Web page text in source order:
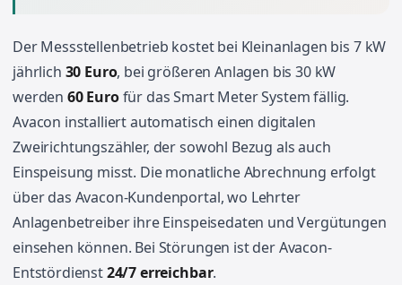
Der Messstellenbetrieb kostet bei Kleinanlagen bis 7 kW
jährlich 30 Euro, bei größeren Anlagen bis 30 kW
werden 60 Eurofür das Smart Meter System fällig.
Avacon installiert automatisch einen digitalen
Zweirichtungszähler, der sowohl Bezug als auch
Einspeisung misst. Die monatliche Abrechnung erfolgt
über das Avacon-Kundenportal, wo Lehrter
Anlagenbetreiber ihre Einspeisedaten und Vergütungen
einsehen können. Bei Störungen ist der Avacon-
Entstördienst24/7 erreichbar.